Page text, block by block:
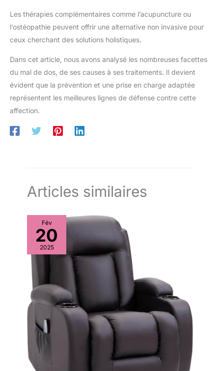
MULTIFONCTIONNELLE:Nous espérons que ce tapis de yoga
peut répondre à vos besoins multiples,en plus du tapis yoga,il
peut également être un tapis de pilates, un tapis de gym,un
coussin de méditation,un tapis d'échauffement,un tapis de sol
camping,un tapis de physiothérapie,un tapis home trainer,un
ou allongés, et sont encore plus efficaces lorsqu'ils sont
combinés à d'autres équipements de fitness tels que les
Les thérapies complémentaires comme l’acupuncture ou
l’ostéopathie peuvent offrir une alternative non invasive pour
ceux cherchant des solutions holistiques.
Dans cet article, nous avons analysé les nombreuses facettes
du mal de dos, de ses causes à ses traitements. Il devient
évident que la prévention et une prise en charge adaptée
représentent les meilleures lignes de défense contre cette
affection.
Articles similaires
Fév
20
2025